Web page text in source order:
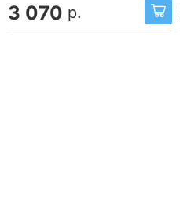
3 070 р.